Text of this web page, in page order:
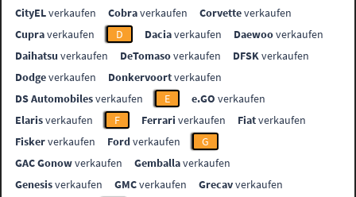
CityELverkaufen Cobraverkaufen Corvetteverkaufen
Cupraverkaufen D Daciaverkaufen Daewooverkaufen
Daihatsu verkaufen DeTomasoverkaufen DFSKverkaufen
Dodgeverkaufen Donkervoortverkaufen
DS Automobilesverkaufen E e.GO verkaufen
Elarisverkaufen F Ferrari verkaufen Fiatverkaufen
Fiskerverkaufen Fordverkaufen
G
GAC Gonowverkaufen Gemballaverkaufen
Genesisverkaufen GMCverkaufen Grecavverkaufen